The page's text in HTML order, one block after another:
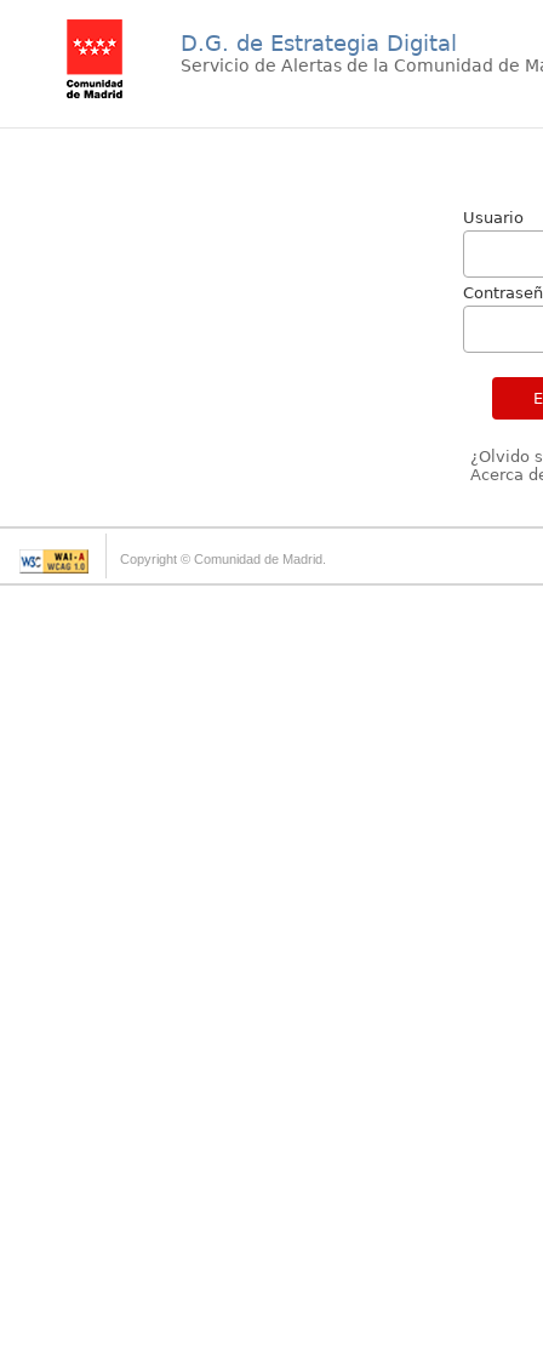
D.G. de Estrategia Digital
Servicio de Alertas de la Comunidad de
Usuario
¿Olvido
Acerca
Copyright © Comunidad de Madrid.